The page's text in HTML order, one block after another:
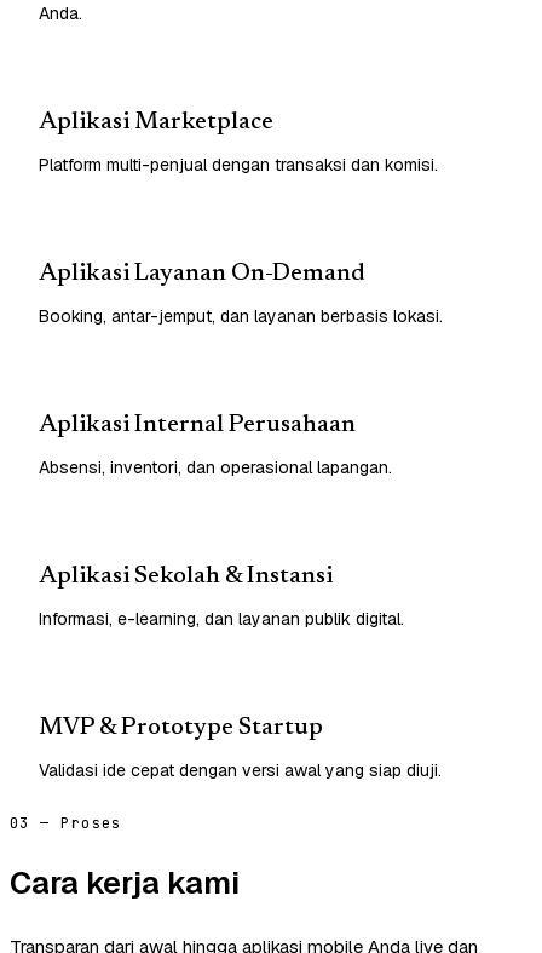
Anda.
Aplikasi Marketplace
Platform multi-penjual dengan transaksi dan komisi.
Aplikasi Layanan On-Demand
Booking, antar-jemput, dan layanan berbasis lokasi.
Aplikasi Internal Perusahaan
Absensi, inventori, dan operasional lapangan.
Aplikasi Sekolah & Instansi
Informasi, e-learning, dan layanan publik digital.
MVP & Prototype Startup
Validasi ide cepat dengan versi awal yang siap diuji.
03 — Proses
Cara kerja kami
Transparan dari awal hingga aplikasi mobile Anda live dan